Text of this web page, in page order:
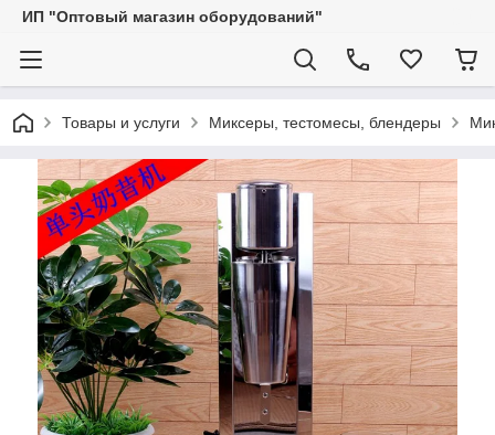
ИП "Оптовый магазин оборудований"
Товары и услуги Миксеры, тестомесы, блендеры